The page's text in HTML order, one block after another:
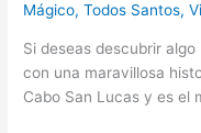
Mágico,Todos Santos,
Si deseas descubrir
con una maravillosa
Cabo San Lucas y es el